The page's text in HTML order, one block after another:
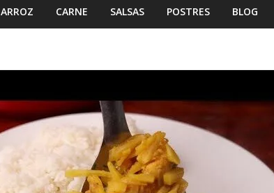
ARROZ CARNE SALSAS POSTRES BLOG